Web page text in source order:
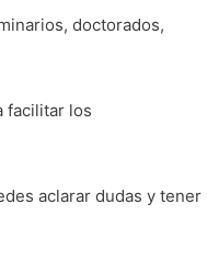
doctorados,
facilitar los
aclarar dudas y tener